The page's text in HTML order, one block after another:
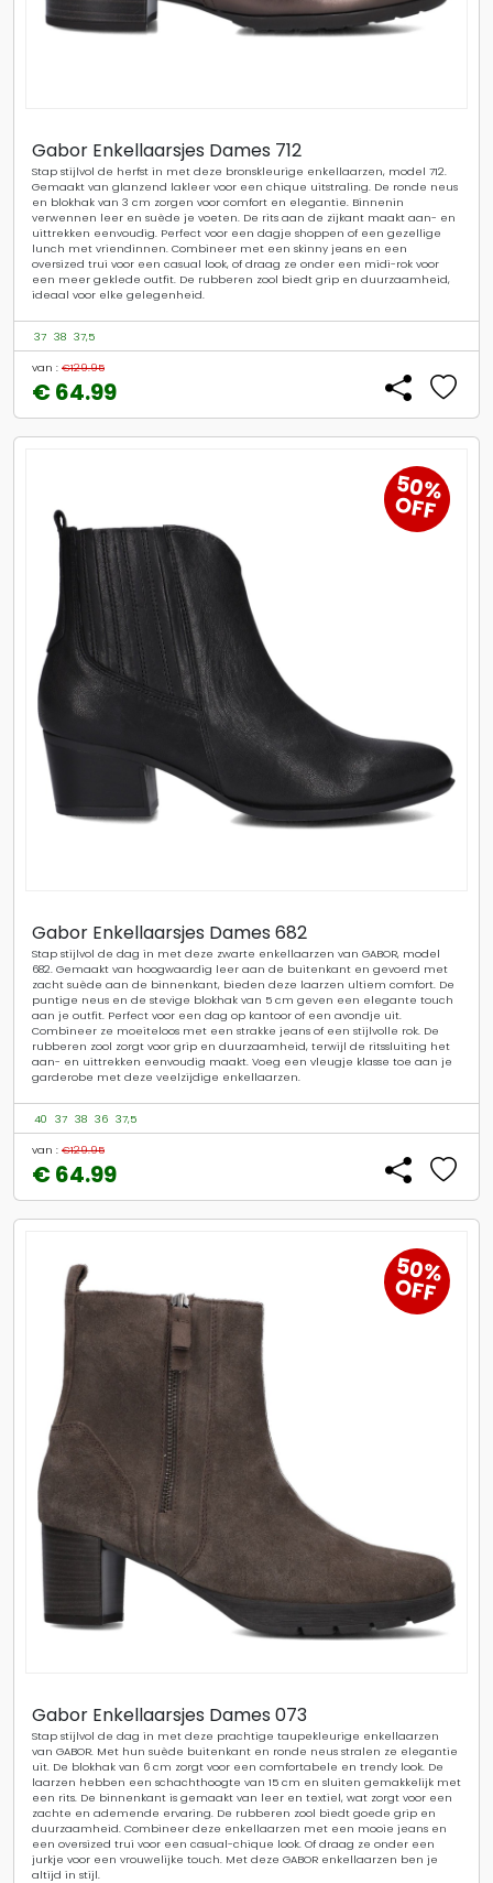
Gabor Enkellaarsjes Dames 712
Stap stijlvol de herfst in met deze bronskleurige enkellaarzen, model 712.
Gemaakt van glanzend lakleer voor een chique uitstraling. De ronde neus
en blokhak van 3 cm zorgen voor comfort en elegantie. Binnenin
verwennen leer en suède je voeten. De rits aan de zijkant maakt aan- en
uittrekken eenvoudig. Perfect voor een dagje shoppen of een gezellige
lunch met vriendinnen. Combineer met een skinny jeans en een
oversized trui voor een casual look, of draag ze onder een midi-rok voor
een meer geklede outfit. De rubberen zool biedt grip en duurzaamheid,
ideaal voor elke gelegenheid.
37 38 37,5
van : €129.95
€ 64.99
50%
OFF
Gabor Enkellaarsjes Dames 682
Stap stijlvol de dag in met deze zwarte enkellaarzen van GABOR, model
682. Gemaakt van hoogwaardig leer aan de buitenkant en gevoerd met
zacht suède aan de binnenkant, bieden deze laarzen ultiem comfort. De
puntige neus en de stevige blokhak van 5 cm geven een elegante touch
aan je outfit. Perfect voor een dag op kantoor of een avondje uit.
Combineer ze moeiteloos met een strakke jeans of een stijlvolle rok. De
rubberen zool zorgt voor grip en duurzaamheid, terwijl de ritssluiting het
aan- en uittrekken eenvoudig maakt. Voeg een vleugje klasse toe aan je
garderobe met deze veelzijdige enkellaarzen.
40 37 38 36 37,5
van : €129.95
€ 64.99
50%
OFF
Gabor Enkellaarsjes Dames 073
Stap stijlvol de dag in met deze prachtige taupekleurige enkellaarzen
van GABOR. Met hun suède buitenkant en ronde neus stralen ze elegantie
uit. De blokhak van 6 cm zorgt voor een comfortabele en trendy look. De
laarzen hebben een schachthoogte van 15 cm en sluiten gemakkelijk met
een rits. De binnenkant is gemaakt van leer en textiel, wat zorgt voor een
zachte en ademende ervaring. De rubberen zool biedt goede grip en
duurzaamheid. Combineer deze enkellaarzen met een mooie jeans en
een oversized trui voor een casual-chique look. Of draag ze onder een
jurkje voor een vrouwelijke touch. Met deze GABOR enkellaarzen ben je
altijd in stijl.